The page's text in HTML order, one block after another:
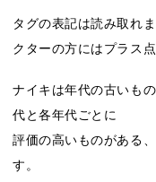
タグの表記は読み取れ
クターの方にはプラス
ナイキは年代の古いも
代と各年代ごとに
評価の高いものがある
す。